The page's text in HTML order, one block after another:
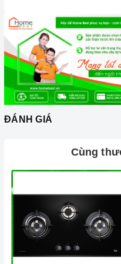
Đối với các vết bẩn cứng
tẩy rửa chuyên dụng để
Lưu ý chỉ nên thực hiện
thời gian nấu nướng để
Khi không sử dụng, nên
bếp để tránh làm trầy
bảo tuổi thọ của bếp.
Ảnh
ĐÁNH GIÁ
Cùng